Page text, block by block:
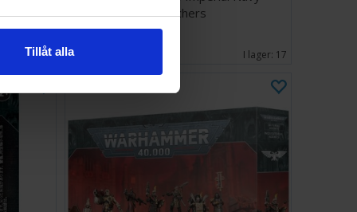
Tillåt alla
2026-08-31
Breachers
515 SEK
464 SEK I lager: 17